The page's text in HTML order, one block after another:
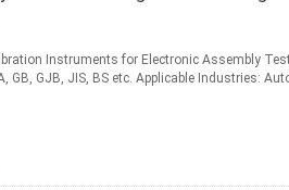
Instruments for Electronic Assembly
GB, GJB, JIS, BS etc. Applicable Industries: